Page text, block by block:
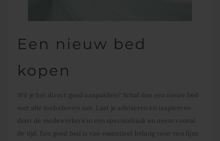
Een nieuw bed
kopen
Wil je het direct goed aanpakken? Schaf dan een nieuw bed
met alle toebehoren aan. Laat je adviseren en inspireren
door de medewerkers in een speciaalzaak en neem vooral
de tijd. Een goed bed is van essentieel belang voor een fijne